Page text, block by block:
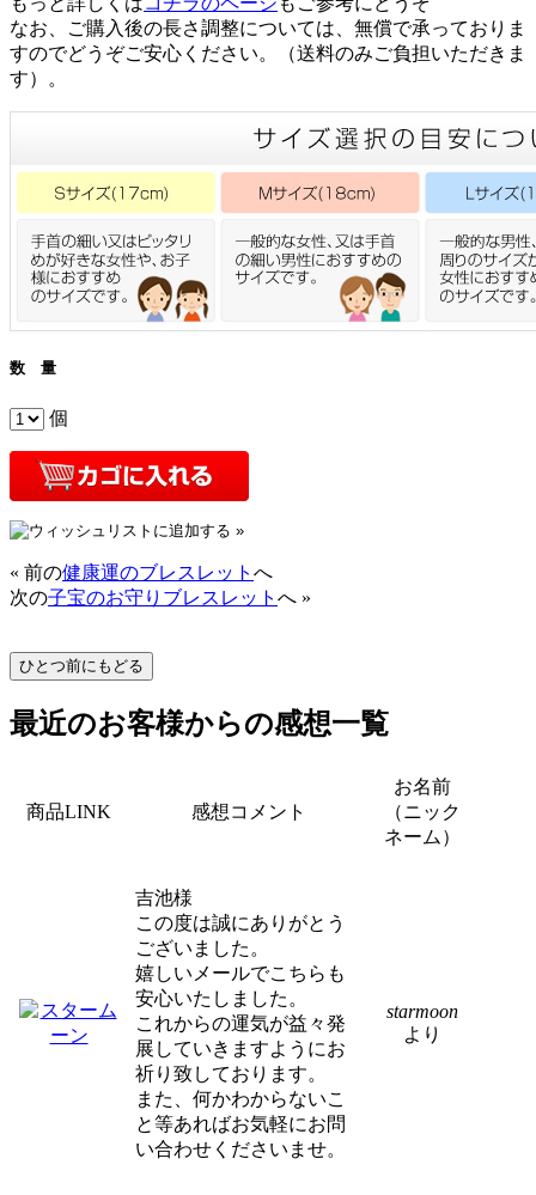
なお、ご購入後の長さ調整については、無償で承っておりま
すのでどうぞご安心ください。（送料のみご負担いただきま
す）。
数 量
個
« 前の健康運のブレスレット へ
次の子宝のお守りブレスレット へ »
最近のお客様からの感想一覧
商品LINK 感想コメント
お名前
（ニック
ネーム）
吉池様
この度は誠にありがとう
ございました。
嬉しいメールでこちらも
安心いたしました。
これからの運気が益々発
展していきますようにお
祈り致しております。
また、何かわからないこ
と等あればお気軽にお問
い合わせくださいませ。
starmoon
より